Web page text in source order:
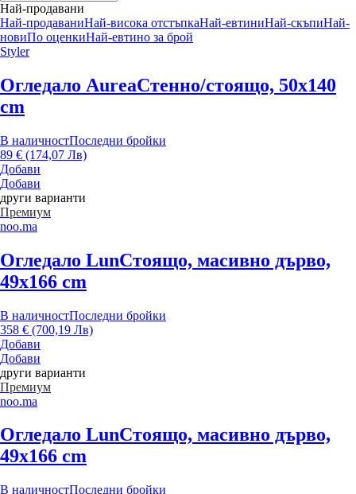
Най-продавани
Най-продаваниНай-висока отстъпкаНай-евтиниНай-скъпиНай-
новиПо оценкиНай-евтино за брой
Styler
Огледало AureaСтенно/стоящо, 50x140
cm
В наличностПоследни бройки
89 € (174,07 Лв)
Добави
Добави
други варианти
Премиум
noo.ma
Огледало LunСтоящо, масивно дърво,
49x166 cm
В наличностПоследни бройки
358 € (700,19 Лв)
Добави
Добави
други варианти
Премиум
noo.ma
Огледало LunСтоящо, масивно дърво,
49x166 cm
В наличностПоследни бройки